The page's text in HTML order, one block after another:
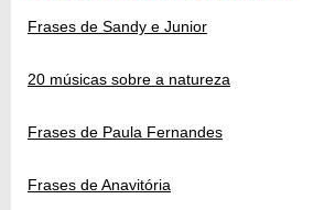
Frases de Sandy e Junior
20 músicas sobre a natureza
Frases de Paula Fernandes
Frases de Anavitória